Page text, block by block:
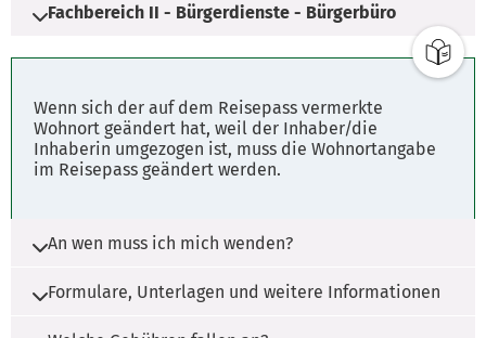
Wenn sich der auf dem Reisepass vermerkte
Wohnort geändert hat, weil der Inhaber/die
Inhaberin umgezogen ist, muss die Wohnortangabe
im Reisepass geändert werden.
An wen muss ich mich wenden?
Die Zuständigkeit liegt bei der Gemeinde, der
Formulare, Unterlagen und weitere Informationen
Fachbereich II - Bürgerdienste - Bürgerbüro
Schulstraße 3
29640 Schneverdingen
Öffnungszeiten des Rathauses
Montag 08:00 - 12:00 Uhr, 14:00 - 16:00 Uhr